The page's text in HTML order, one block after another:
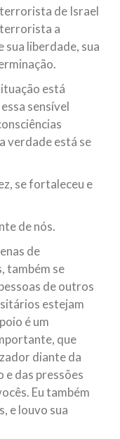
de Israel
terrorista a
sua liberdade, sua
está
sensível
verdade está se
se fortaleceu e
de nós.
de
também se
de outros
estejam
é um
que
diante da
e das pressões
Eu também
e louvo sua